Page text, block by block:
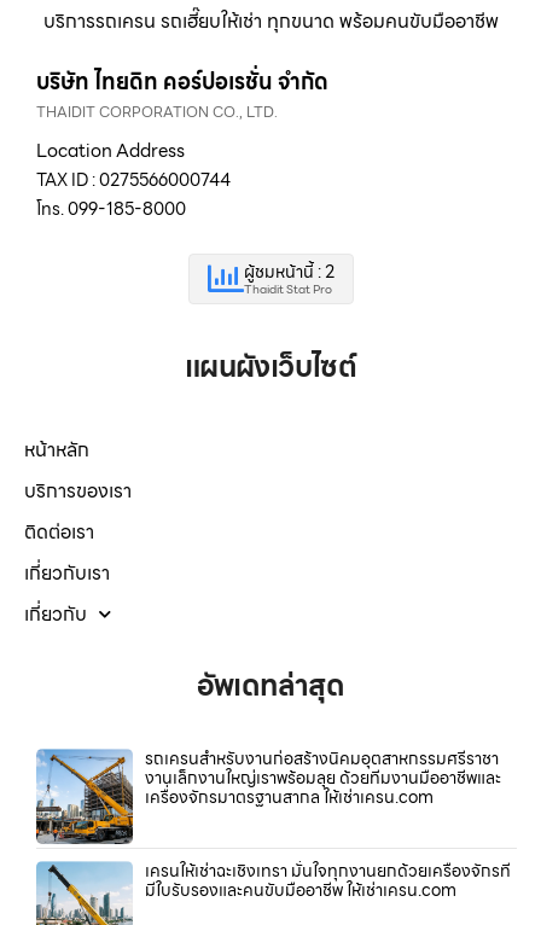
บริการรถเครน รถเฮี๊ยบให้เช่า ทุกขนาด พร้อมคนขับมืออาชีพ
บริษัท ไทยดิท คอร์ปอเรชั่น จำกัด
THAIDIT CORPORATION CO., LTD.
Location Address
TAX ID : 0275566000744
โทร. 099-185-8000
ผู้ชมหน้านี้ : 2
Thaidit Stat Pro
แผนผังเว็บไซต์
หน้าหลัก
บริการของเรา
ติดต่อเรา
เกี่ยวกับเรา
เกี่ยวกับ
อัพเดทล่าสุด
รถเครนสำหรับงานก่อสร้างนิคมอุตสาหกรรมศรีราชา
งานเล็กงานใหญ่เราพร้อมลุย ด้วยทีมงานมืออาชีพและ
เครื่องจักรมาตรฐานสากล ให้เช่าเครน.com
เครนให้เช่าฉะเชิงเทรา มั่นใจทุกงานยกด้วยเครื่องจักรที่
มีใบรับรองและคนขับมืออาชีพ ให้เช่าเครน.com